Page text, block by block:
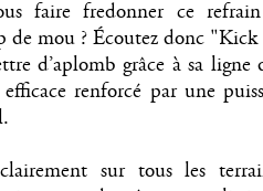
faire fredonner ce
de mou ? Écoutez donc
d’aplomb grâce à sa ligne
renforcé par une
sur tous les